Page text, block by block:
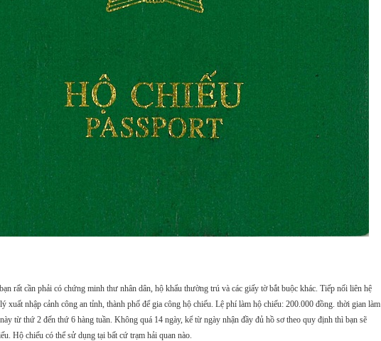
rất cần phải có chứng minh thư nhân dân, hộ khẩu thường trú và các giấy tờ bắt buộc khác. Tiếp nối liên hệ
xuất nhập cảnh công an tỉnh, thành phố để gia công hộ chiếu. Lệ phí làm hộ chiếu: 200.000 đồng. thời gian làm
từ thứ 2 đến thứ 6 hàng tuần. Không quá 14 ngày, kể từ ngày nhận đầy đủ hồ sơ theo quy định thì bạn sẽ
Hộ chiếu có thể sử dụng tại bất cứ trạm hải quan nào.